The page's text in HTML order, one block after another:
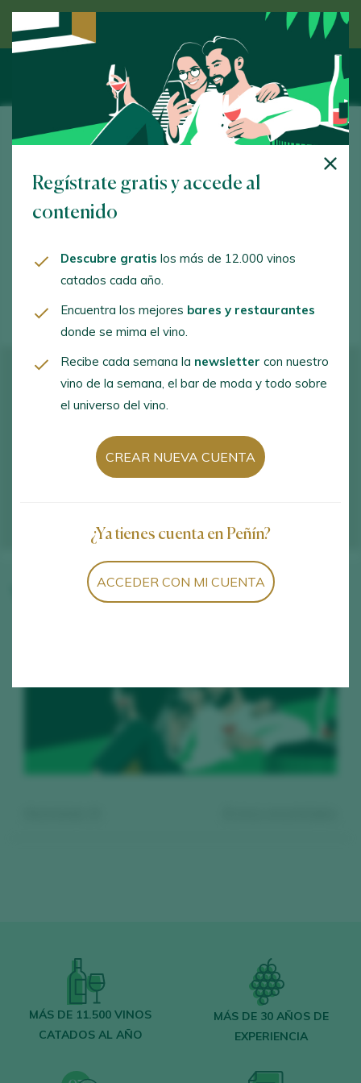
Descubre el vino de la mano de un experto
Dominio de Antargu
Ronda de Atocha, 16. Madrid. 28012 - Madrid
www.dominiodeantargu.es
+34915275244
Vinos de la bodega
Regístrate gratis y accede al
contenido
Descubre gratis
los más de 12.000 vinos
MÁS DE 11.500 VINOS
CATADOS AL AÑO
MÁS DE 30 AÑOS DE
EXPERIENCIA
Regístrate gratis y accede al
contenido
Descubre gratis los más de 12.000 vinos
catados cada año.
Encuentra los mejores bares y restaurantes
donde se mima el vino.
Recibe cada semana la newsletter con nuestro
vino de la semana, el bar de moda y todo sobre
el universo del vino.
CREAR NUEVA CUENTA
¿Ya tienes cuenta en Peñín?
ACCEDER CON MI CUENTA